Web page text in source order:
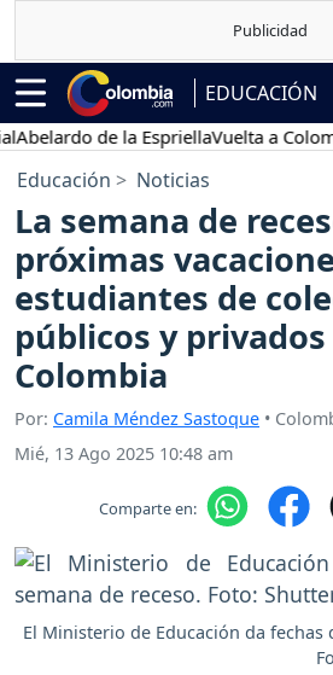
EDUCACIÓN
de la EspriellaVuelta a Colombia
Educación Noticias
La semana de
próximas
estudiantes de
públicos y privados
Colombia
Por: Camila Méndez Sastoque •
Mié, 13 Ago 2025 10:48 am
Comparte en:
El Ministerio de Educación da fechas